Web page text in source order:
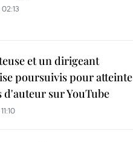
et un dirigeant
poursuivis pour atteinte
d'auteur sur YouTube